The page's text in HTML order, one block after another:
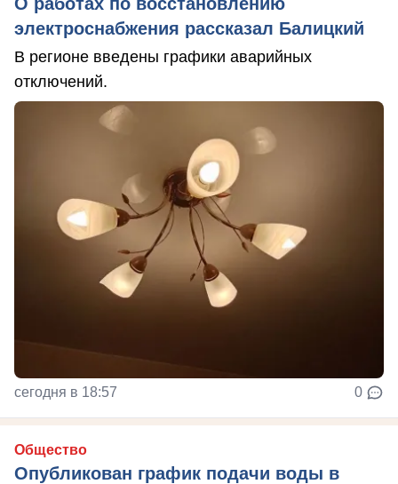
электроснабжения рассказал Балицкий
В регионе введены графики аварийных
отключений.
сегодня в 18:57 0
Общество
Опубликован график подачи воды в